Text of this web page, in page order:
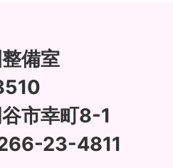
備室
市幸町8-1
23-4811